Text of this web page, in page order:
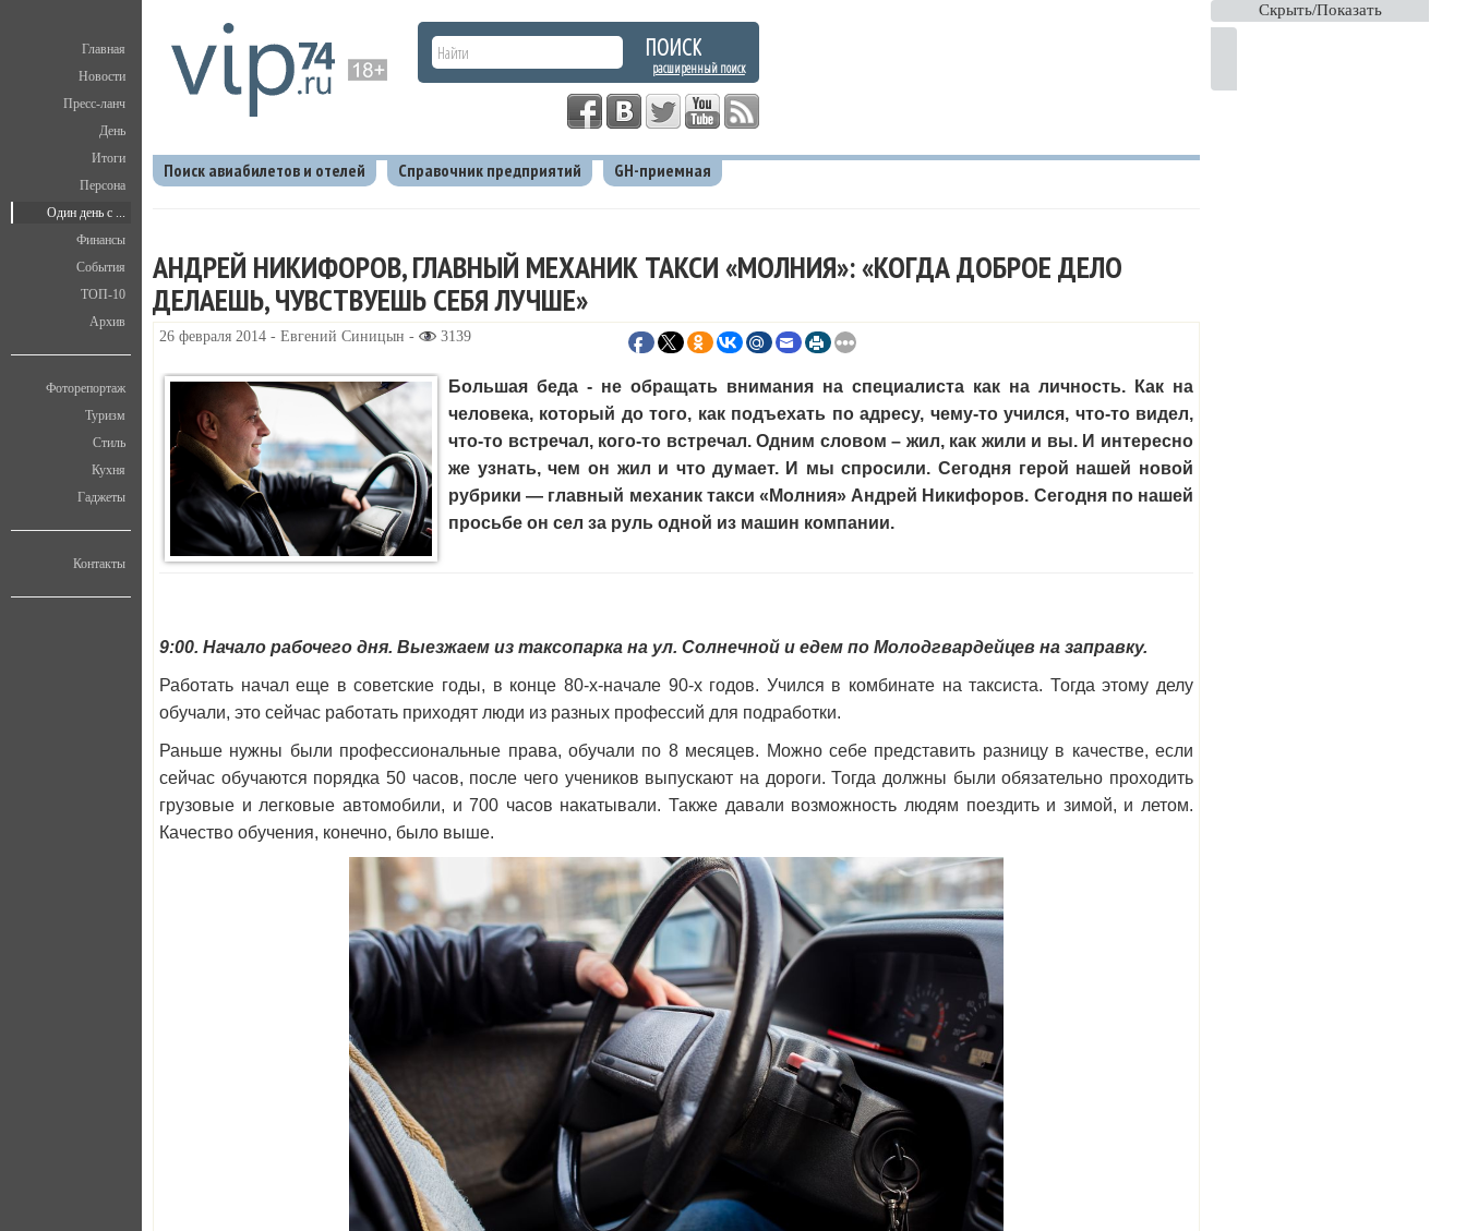
Скрыть/Показать
Главная
Новости
Пресс-ланч
День
Итоги
Персона
Один день с ...
Финансы
События
ТОП-10
Архив
Фоторепортаж
Туризм
Стиль
Кухня
Гаджеты
Контакты
расширенный поиск
Поиск авиабилетов и отелей Справочник предприятий GH-приемная
АНДРЕЙ НИКИФОРОВ, ГЛАВНЫЙ МЕХАНИК ТАКСИ «МОЛНИЯ»: «КОГДА ДОБРОЕ ДЕЛО
ДЕЛАЕШЬ, ЧУВСТВУЕШЬ СЕБЯ ЛУЧШЕ»
26 февраля 2014 - Евгений Синицын - 3139
Большая беда - не обращать внимания на специалиста как на личность. Как на
человека, который до того, как подъехать по адресу, чему-то учился, что-то видел,
что-то встречал, кого-то встречал. Одним словом – жил, как жили и вы. И интересно
же узнать, чем он жил и что думает. И мы спросили. Сегодня герой нашей новой
рубрики — главный механик такси «Молния» Андрей Никифоров. Сегодня по нашей
просьбе он сел за руль одной из машин компании.
9:00. Начало рабочего дня. Выезжаем из таксопарка на ул. Солнечной и едем по Молодгвардейцев на заправку.
Работать начал еще в советские годы, в конце 80-х-начале 90-х годов. Учился в комбинате на таксиста. Тогда этому делу
обучали, это сейчас работать приходят люди из разных профессий для подработки.
Раньше нужны были профессиональные права, обучали по 8 месяцев. Можно себе представить разницу в качестве, если
сейчас обучаются порядка 50 часов, после чего учеников выпускают на дороги. Тогда должны были обязательно проходить
грузовые и легковые автомобили, и 700 часов накатывали. Также давали возможность людям поездить и зимой, и летом.
Качество обучения, конечно, было выше.